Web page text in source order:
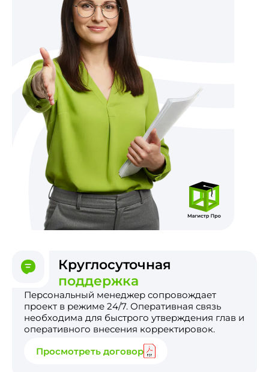
Круглосуточная
поддержка
Персональный менеджер сопровождает
проект в режиме 24/7. Оперативная связь
необходима для быстрого утверждения глав и
оперативного внесения корректировок.
Просмотреть договор